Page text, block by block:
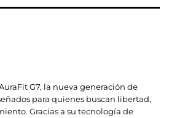
G7, la nueva generación de
para quienes buscan libertad,
Gracias a su tecnología de